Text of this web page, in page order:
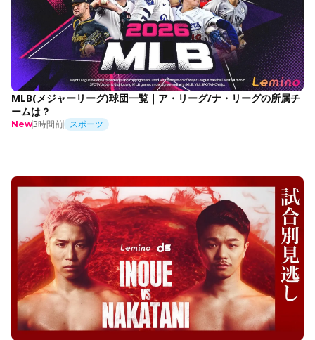
MLB(メジャーリーグ)球団一覧｜ア・リーグ/ナ・リーグの所属チ
ームは？
New3時間前 スポーツ